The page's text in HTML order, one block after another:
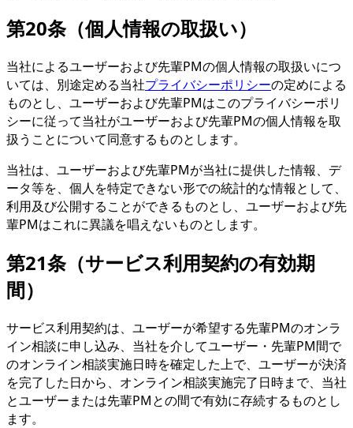
第20条（個人情報の取扱い）
当社によるユーザーおよび先輩PMの個人情報の取扱いにつ
いては、別途定める当社プライバシーポリシーの定めによる
ものとし、ユーザーおよび先輩PMはこのプライバシーポリ
シーに従って当社がユーザーおよび先輩PMの個人情報を取
扱うことについて同意するものとします。
当社は、ユーザーおよび先輩PMが当社に提供した情報、デ
ータ等を、個人を特定できない形での統計的な情報として、
利用及び公開することができるものとし、ユーザーおよび先
輩PMはこれに異議を唱えないものとします。
第21条（サービス利用契約の有効期
間）
サービス利用契約は、ユーザーが希望する先輩PMのオンラ
イン相談に申し込み、当社を介してユーザー・先輩PM間で
のオンライン相談実施日時を確定した上で、ユーザーが決済
を完了した日から、オンライン相談実施完了日時まで、当社
とユーザーまたは先輩PMとの間で有効に存続するものとし
ます。